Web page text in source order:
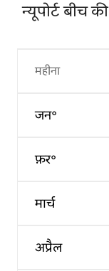
न्यूपोर्ट बीच
महीना
जन॰
फ़र॰
मार्च
अप्रैल